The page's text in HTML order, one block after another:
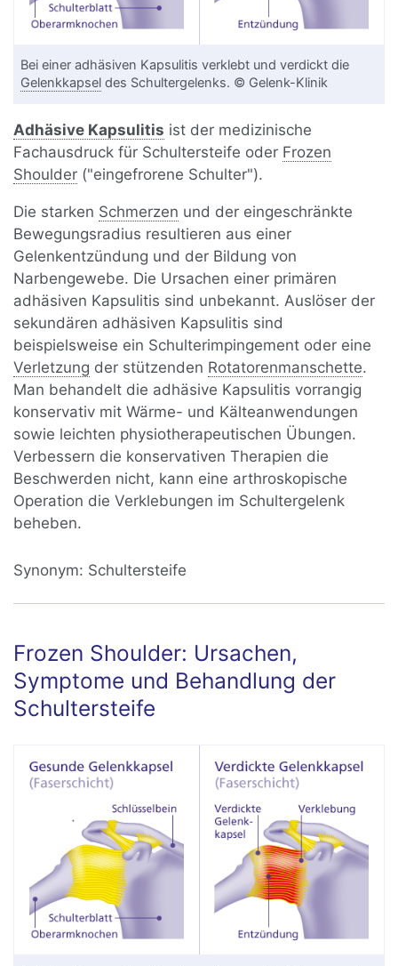
Bei einer adhäsiven Kapsulitis verklebt und verdickt die
Gelenkkapsel des Schultergelenks. © Gelenk-Klinik
Adhäsive Kapsulitis ist der medizinische
Fachausdruck für Schultersteife oder Frozen
Shoulder ("eingefrorene Schulter").
Die starken Schmerzen und der eingeschränkte
Bewegungsradius resultieren aus einer
Gelenkentzündung und der Bildung von
Narbengewebe. Die Ursachen einer primären
adhäsiven Kapsulitis sind unbekannt. Auslöser der
sekundären adhäsiven Kapsulitis sind
beispielsweise ein Schulterimpingement oder eine
Verletzung der stützenden Rotatorenmanschette.
Man behandelt die adhäsive Kapsulitis vorrangig
konservativ mit Wärme- und Kälteanwendungen
sowie leichten physiotherapeutischen Übungen.
Verbessern die konservativen Therapien die
Beschwerden nicht, kann eine arthroskopische
Operation die Verklebungen im Schultergelenk
beheben.
Synonym: Schultersteife
Frozen Shoulder: Ursachen,
Symptome und Behandlung der
Schultersteife